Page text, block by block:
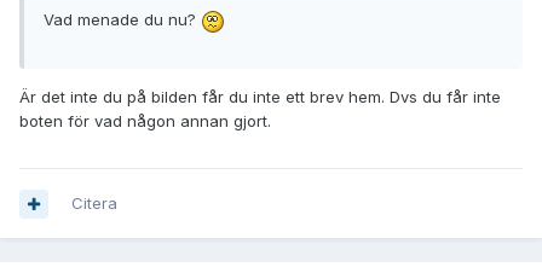
Vad menade du nu?
Är det inte du på bilden får du inte ett brev hem. Dvs du får inte
boten för vad någon annan gjort.
Citera